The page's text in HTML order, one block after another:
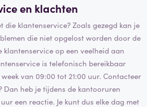
en klachten
die klantenservice? Zoals gezegd kan je
die niet opgelost worden door de
klantenservice op een veelheid aan
is telefonisch bereikbaar
van 09:00 tot 21:00 uur. Contacteer
Dan heb je tijdens de kantooruren
een reactie. Je kunt dus elke dag met